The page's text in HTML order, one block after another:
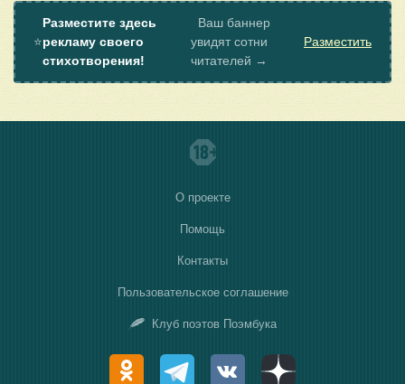
⭐
Разместите здесь
рекламу своего
стихотворения!
Ваш баннер
увидят сотни
читателей →
Разместить
О проекте
Помощь
Контакты
Пользовательское соглашение
Клуб поэтов Поэмбука